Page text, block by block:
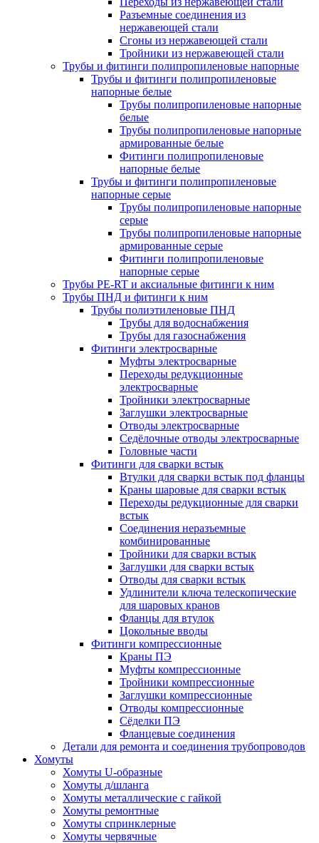
Разъемные соединения из
нержавеющей стали
Сгоны из нержавеющей стали
Тройники из нержавеющей стали
Трубы и фитинги полипропиленовые напорные
Трубы и фитинги полипропиленовые
напорные белые
Трубы полипропиленовые напорные
белые
Трубы полипропиленовые напорные
армированные белые
Фитинги полипропиленовые
напорные белые
Трубы и фитинги полипропиленовые
напорные серые
Трубы полипропиленовые напорные
серые
Трубы полипропиленовые напорные
армированные серые
Фитинги полипропиленовые
напорные серые
Трубы PE-RT и аксиальные фитинги к ним
Трубы ПНД и фитинги к ним
Трубы полиэтиленовые ПНД
Трубы для водоснабжения
Трубы для газоснабжения
Фитинги электросварные
Муфты электросварные
Переходы редукционные
электросварные
Тройники электросварные
Заглушки электросварные
Отводы электросварные
Седёлочные отводы электросварные
Головные части
Фитинги для сварки встык
Втулки для сварки встык под фланцы
Краны шаровые для сварки встык
Переходы редукционные для сварки
встык
Соединения неразъемные
комбинированные
Тройники для сварки встык
Заглушки для сварки встык
Отводы для сварки встык
Удлинители ключа телескопические
для шаровых кранов
Фланцы для втулок
Цокольные вводы
Фитинги компрессионные
Краны ПЭ
Муфты компрессионные
Тройники компрессионные
Заглушки компрессионные
Отводы компрессионные
Сёделки ПЭ
Фланцевые соединения
Детали для ремонта и соединения трубопроводов
Хомуты
Хомуты U-образные
Хомуты д/шланга
Хомуты металлические с гайкой
Хомуты ремонтные
Хомуты спринклерные
Хомуты червячные